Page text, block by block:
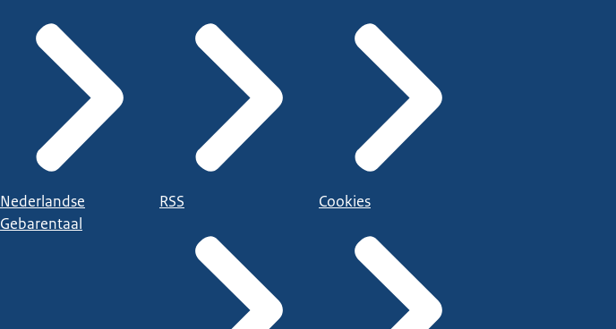
Nederlandse
Gebarentaal
RSS Cookies